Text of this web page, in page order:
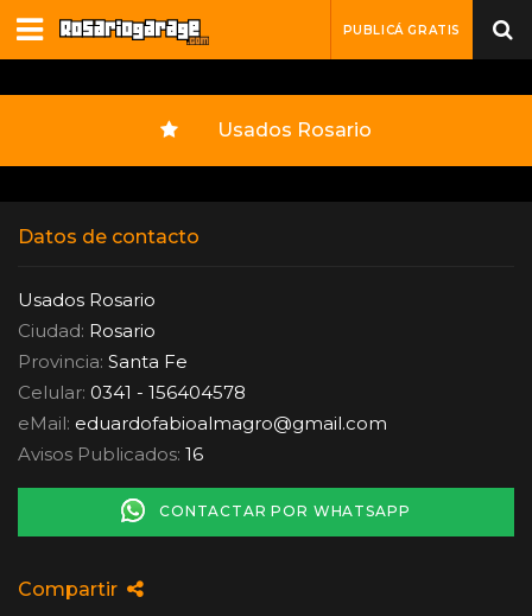
PUBLICÁ GRATIS
Usados Rosario
Datos de contacto
Usados Rosario
Ciudad: Rosario
Provincia: Santa Fe
Celular: 0341 - 156404578
eMail: eduardofabioalmagro@gmail.com
Avisos Publicados: 16
CONTACTAR POR WHATSAPP
Compartir